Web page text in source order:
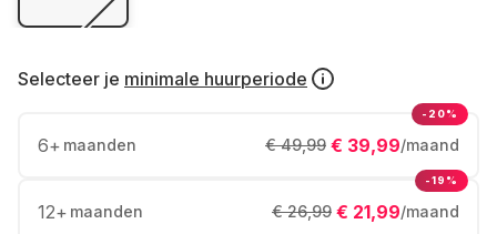
Selecteer je minimale huurperiode
6+ maanden € 39,99/maand
€ 49,99
-20%
12+ maanden € 21,99/maand
€ 26,99
-19%